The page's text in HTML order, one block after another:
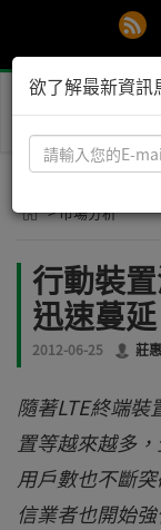
> 市場分析
行動裝
迅速蔓延
2012-06-25 莊
隨著LTE終端
置等越來越多
用戶數也不斷
信業者也開始
欲了解最新資訊
請
輸
您
E-
mail